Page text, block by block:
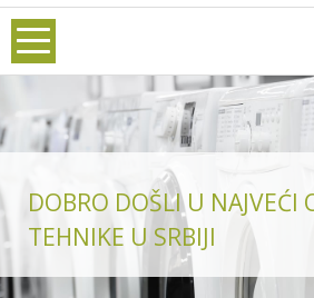
DOBRO DOŠLI U NAJVEĆI
TEHNIKE U SRBIJI